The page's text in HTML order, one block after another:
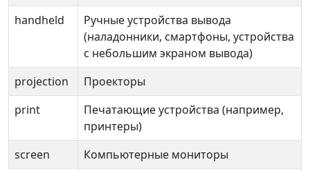
handheld
Ручные устройства вывода
(наладонники, смартфоны, устройства
с небольшим экраном вывода)
projection
Проекторы
print
Печатающие устройства (например,
принтеры)
screen
Компьютерные мониторы